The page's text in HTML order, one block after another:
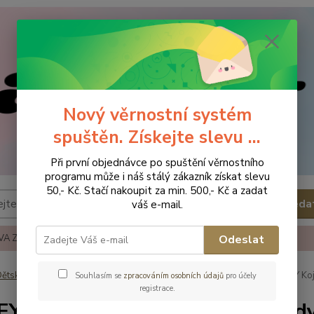
ZBOŽÍ REKLAMACE A VRÁCENÍ ZBOŹÍ KONTAKTY
a kojenecké oblečení Body Body - krátký rukáv BOLEY
Nový věrnostní systém
spuštěn. Získejte slevu ...
Při první objednávce po spuštění věrnostního
programu může i náš stálý zákazník získat slevu
50,- Kč. Stačí nakoupit za min. 500,- Kč a zadat
váš e-mail.
Odeslat
Souhlasím se zpracováním osobních údajůpro účely
registrace.